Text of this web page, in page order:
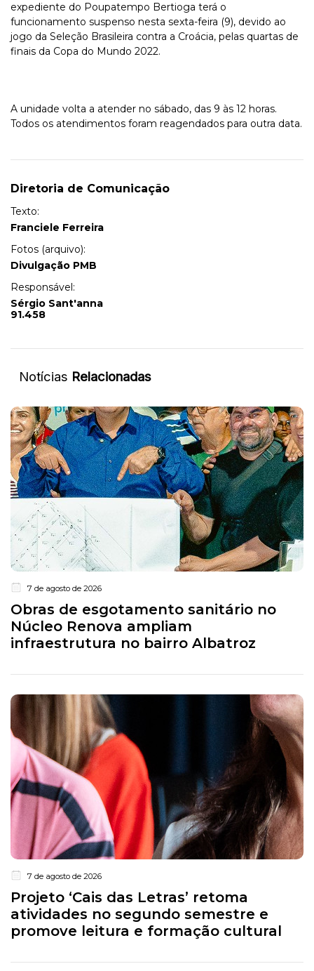
expediente do Poupatempo Bertioga terá o
funcionamento suspenso nesta sexta-feira (9), devido ao
jogo da Seleção Brasileira contra a Croácia, pelas quartas de
finais da Copa do Mundo 2022.
A unidade volta a atender no sábado, das 9 às 12 horas.
Todos os atendimentos foram reagendados para outra data.
Diretoria de Comunicação
Texto:
Franciele Ferreira
Fotos (arquivo):
Divulgação PMB
Responsável:
Sérgio Sant'anna
91.458
Notícias Relacionadas
7 de agosto de 2026
Obras de esgotamento sanitário no
Núcleo Renova ampliam
infraestrutura no bairro Albatroz
7 de agosto de 2026
Projeto ‘Cais das Letras’ retoma
atividades no segundo semestre e
promove leitura e formação cultural